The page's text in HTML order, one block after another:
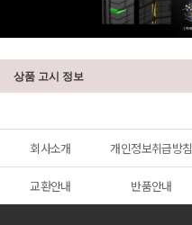
상품 고시 정보
회사소개 개인정보취급방침
교환안내 반품안내